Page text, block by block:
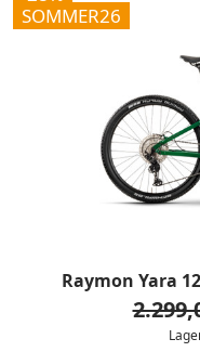
SOMMER26
Raymon Yara